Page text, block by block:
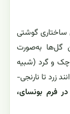
ساختاری گوشتی
گل‌ها به‌صورت
و گرد (شبیه
زرد تا نارنجی-
فرم بونسای،